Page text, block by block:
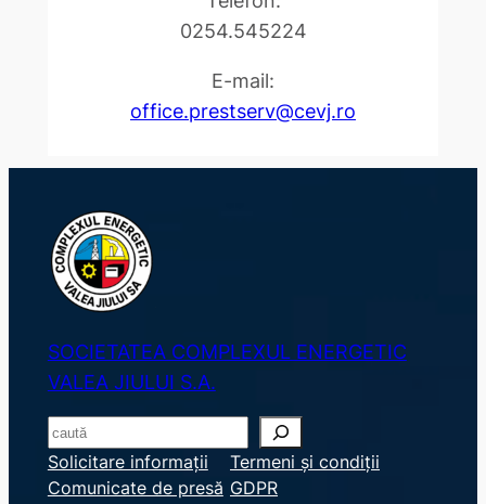
0254.545224
E-mail:
office.prestserv@cevj.ro
SOCIETATEA COMPLEXUL ENERGETIC
VALEA JIULUI S.A.
S
e
a
Solicitare informații
Comunicate de presă
Termeni și condiții
GDPR